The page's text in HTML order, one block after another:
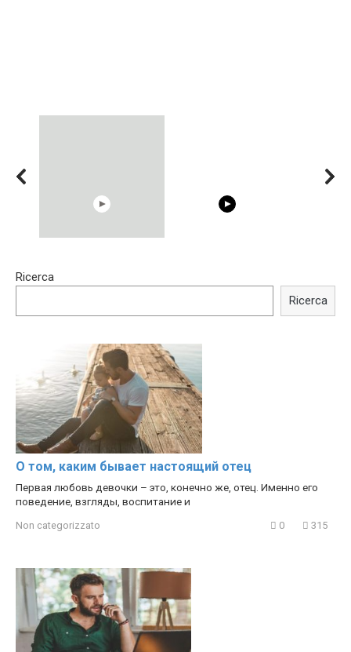
Shocking illusion - Pretty
Trying BOLLYWOOD
Ricerca
Ricerca
О том, каким бывает настоящий отец
Первая любовь девочки – это, конечно же, отец. Именно его
поведение, взгляды, воспитание и
Non categorizzato 0 315